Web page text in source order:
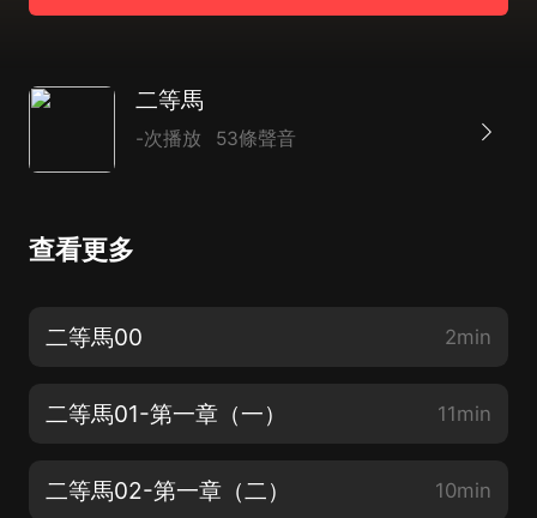
二等馬
-次播放 53條聲音
查看更多
二等馬00 2min
二等馬01-第一章（一） 11min
二等馬02-第一章（二） 10min